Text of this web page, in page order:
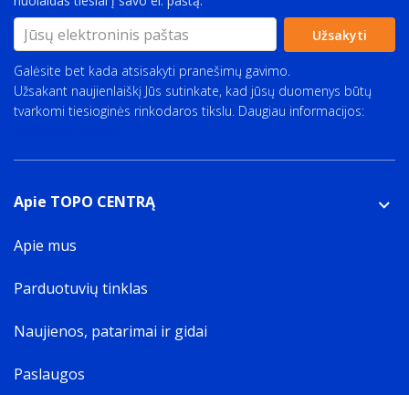
Užsakyti
Galėsite bet kada atsisakyti pranešimų gavimo.
Užsakant naujienlaiškį Jūs sutinkate, kad jūsų duomenys būtų
tvarkomi tiesioginės rinkodaros tikslu. Daugiau informacijos:
Apie TOPO CENTRĄ
Apie mus
Parduotuvių tinklas
Naujienos, patarimai ir gidai
Paslaugos